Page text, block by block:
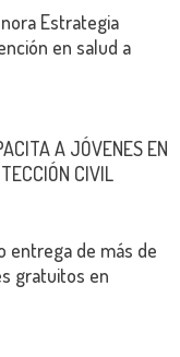
Estrategia
en salud a
A JÓVENES EN
CIVIL
entrega de más de
gratuitos en